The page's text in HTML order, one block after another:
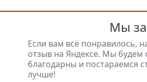
Мы
Если вам всё понравилось,
отзыв на Яндексе. Мы будем
благодарны и постараемся
лучше!